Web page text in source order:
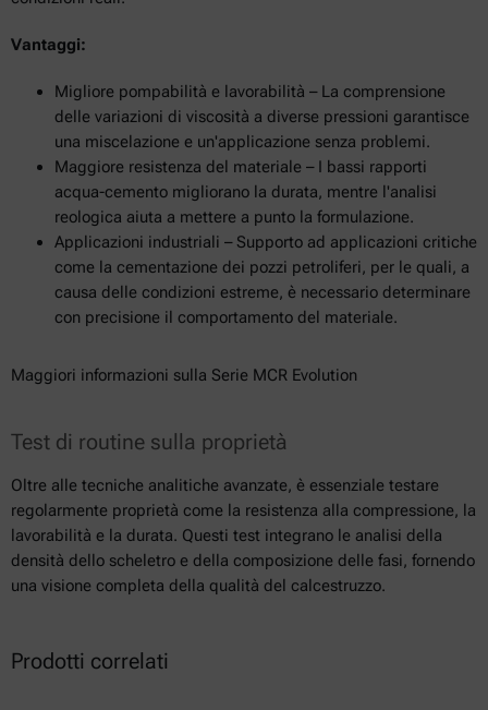
Vantaggi:
Migliore pompabilità e lavorabilità – La comprensione
delle variazioni di viscosità a diverse pressioni garantisce
una miscelazione e un'applicazione senza problemi.
Maggiore resistenza del materiale – I bassi rapporti
acqua-cemento migliorano la durata, mentre l'analisi
reologica aiuta a mettere a punto la formulazione.
Applicazioni industriali – Supporto ad applicazioni critiche
come la cementazione dei pozzi petroliferi, per le quali, a
causa delle condizioni estreme, è necessario determinare
con precisione il comportamento del materiale.
Maggiori informazioni sulla Serie MCR Evolution
Test di routine sulla proprietà
Oltre alle tecniche analitiche avanzate, è essenziale testare
regolarmente proprietà come la resistenza alla compressione, la
lavorabilità e la durata. Questi test integrano le analisi della
densità dello scheletro e della composizione delle fasi, fornendo
una visione completa della qualità del calcestruzzo.
Prodotti correlati